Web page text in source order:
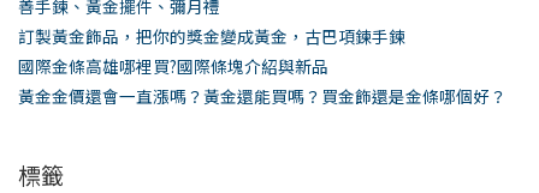
善手鍊、黃金擺件、彌月禮
訂製黃金飾品，把你的獎金變成黃金，古巴項鍊手鍊
國際金條高雄哪裡買?國際條塊介紹與新品
黃金金價還會一直漲嗎？黃金還能買嗎？買金飾還是金條哪個好？
標籤